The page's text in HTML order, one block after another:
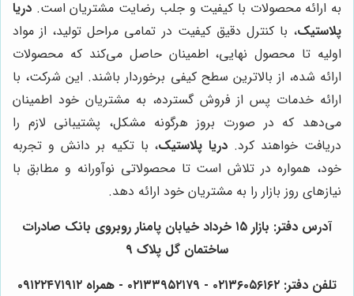
به ارائه محصولات با کیفیت و جلب رضایت مشتریان است. دریا
پلاستیک، با کنترل دقیق کیفیت در تمامی مراحل تولید، از مواد
اولیه تا محصول نهایی، اطمینان حاصل می‌کند که محصولات
ارائه شده، از بالاترین سطح کیفی برخوردار باشند. این شرکت، با
ارائه خدمات پس از فروش گسترده، به مشتریان خود اطمینان
می‌دهد که در صورت بروز هرگونه مشکل، پشتیبانی لازم را
دریافت خواهند کرد. دریا پلاستیک، با تکیه بر دانش و تجربه
خود، همواره در تلاش است تا محصولاتی نوآورانه و مطابق با
نیازهای روز بازار را به مشتریان خود ارائه دهد.
آدرس دفتر: بازار ۱۵ خرداد خیابان پامنار روبروی بانک صادرات
ساختمان گل پلاک ۹
تلفن دفتر: ۰۲۱۳۶۰۵۶۱۶۲ - ۰۲۱۳۳۹۵۲۱۷۹ - همراه ۰۹۱۲۲۴۷۱۹۱۲